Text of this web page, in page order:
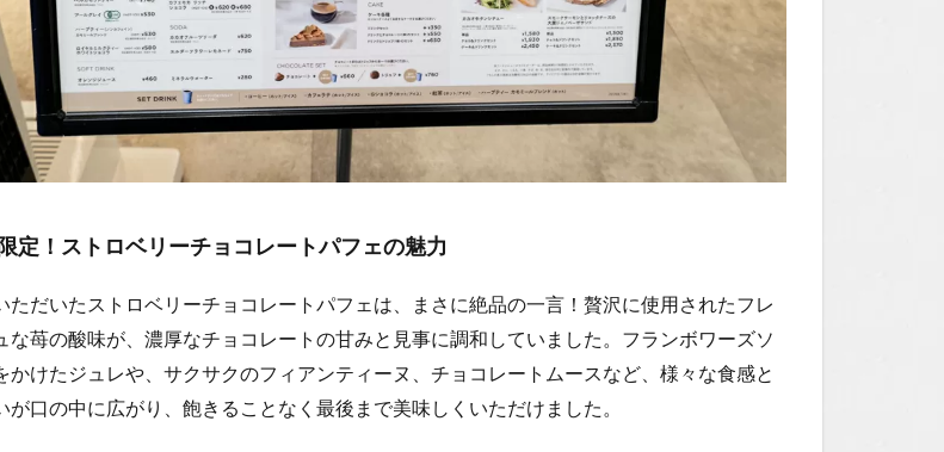
定！ストロベリーチョコレートパフェの魅力
ただいたストロベリーチョコレートパフェは、まさに絶品の一言！贅沢に使用されたフレ
な苺の酸味が、濃厚なチョコレートの甘みと見事に調和していました。フランボワーズソ
かけたジュレや、サクサクのフィアンティーヌ、チョコレートムースなど、様々な食感と
が口の中に広がり、飽きることなく最後まで美味しくいただけました。